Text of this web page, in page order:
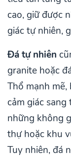
cao, giữ được
giác tự nhiên,
Đá tự nhiên
granite hoặc
Thổ mạnh
cảm giác
những không
thự hoặc khu
Tuy nhiên, đá